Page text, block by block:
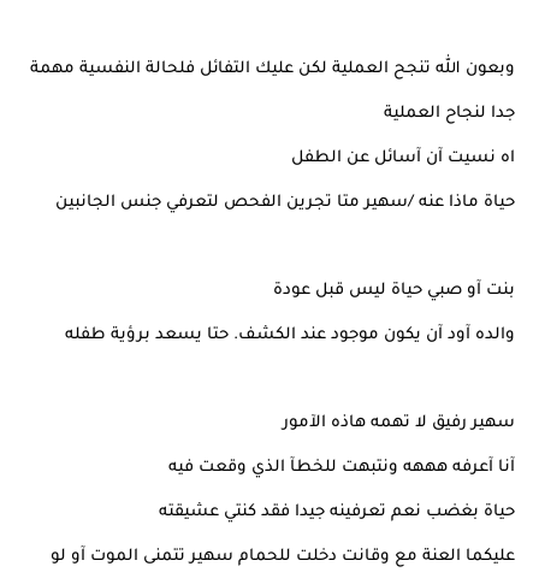
وبعون الله تنجح العملية لكن عليك التفائل فلحالة النفسية مهمة
جدا لنجاح العملية
اه نسيت آن آسائل عن الطفل
حياة ماذا عنه /سهير متا تجرين الفحص لتعرفي جنس الجانبين
بنت آو صبي حياة ليس قبل عودة
والده آود آن يكون موجود عند الكشف. حتا يسعد برؤية طفله
سهير رفيق لا تهمه هاذه الآمور
آنا آعرفه هههه ونتبهت للخطآ الذي وقعت فيه
حياة بغضب نعم تعرفينه جيدا فقد كنتي عشيقته
عليكما العنة مع وقانت دخلت للحمام سهير تتمنى الموت آو لو